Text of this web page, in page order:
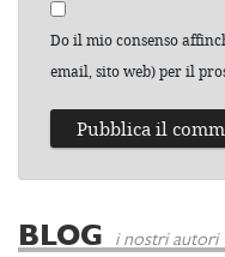
Do il mio consenso
email, sito web) per il
BLOG i nostri autori